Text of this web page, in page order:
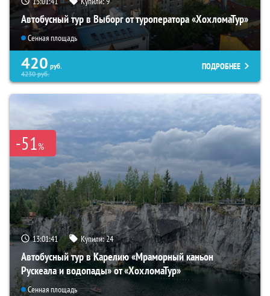
Автобусный тур в Выборг от туроператора «ХохломаТур»
Сенная площадь
420 руб.
4230руб.
ПОДРОБНЕЕ
-51%
13:01:40 Купили:24
Автобусный тур в Карелию «Мраморный каньон
Рускеала и водопады» от «ХохломаТур»
Сенная площадь